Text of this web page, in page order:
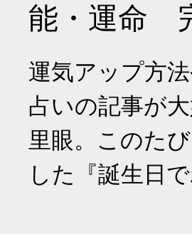
能・運命
運気アップ方
占いの記事が
里眼。このた
した『誕生日